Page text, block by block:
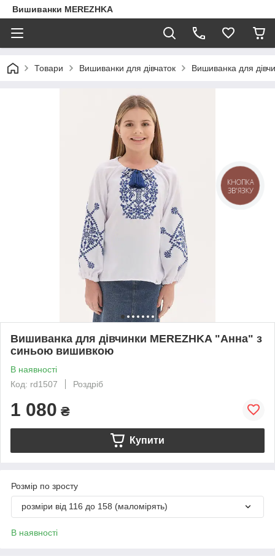
Вишиванки MEREZHKA
Товари Вишиванки для дівчаток Вишиванка для
Вишиванка для дівчинки MEREZHKA "Анна" з
синьою вишивкою
В наявності
Код: rd1507
Роздріб
1 080 ₴
Купити
Розмір по зросту
розміри від 116 до 158 (маломірять)
В наявності
КНОПКА
ЗВ'ЯЗКУ